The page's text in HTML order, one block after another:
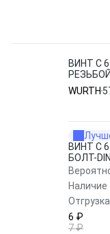
ВИНТ С
M6X25
WURTH
ВИНТ С
БОЛТ-
Наличие
Отгрузка
6 ₽
7 ₽